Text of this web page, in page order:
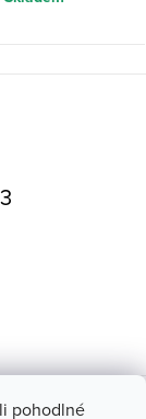
pohodlné